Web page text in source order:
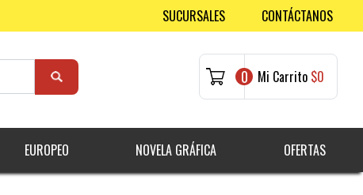
SUCURSALES CONTÁCTANOS
0 Mi Carrito $0
EUROPEO NOVELA GRÁFICA OFERTAS